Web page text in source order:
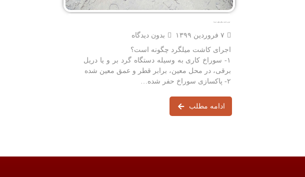
۷ فروردین ۱۳۹۹
بدون دیدگاه
اجرای کاشت میلگرد چگونه است؟
۱- سوراخ کاری به وسیله دستگاه گرد بر و یا دریل
برقی، در محل معین، برابر قطر و عمق معین شده
۲- پاکسازی سوراخ حفر شده…
ادامه مطلب